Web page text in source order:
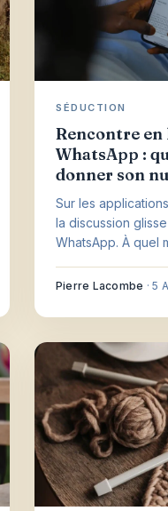
SÉDUCTION
Rencontre en
WhatsApp :
donner son
Sur les
la discussion
WhatsApp. À quel
arnaques
Pierre Lacombe ·5